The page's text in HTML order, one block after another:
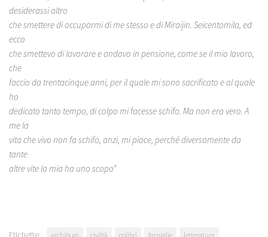
desiderassi altro
che smettere di occuparmi di me stesso e di Miraijin. Seicentomila, ed
ecco
che smettevo di lavorare e andavo in pensione, come se il mio lavoro,
che
faccio da trentacinque anni, per il quale mi sono sacrificato e al quale
ho
dedicato tanto tempo, di colpo mi facesse schifo. Ma non era vero. A
me la
vita che vivo non fa schifo, anzi, mi piace, perché diversamente da
tante
altre vite la mia ha uno scopo”
Etichette: archibugi civiltà colibrì famiglie letteratura